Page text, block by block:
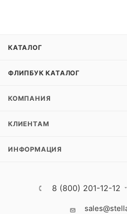
КАТАЛОГ
ФЛИПБУК КАТАЛОГ
КОМПАНИЯ
КЛИЕНТАМ
ИНФОРМАЦИЯ
8 (800) 201-12-12